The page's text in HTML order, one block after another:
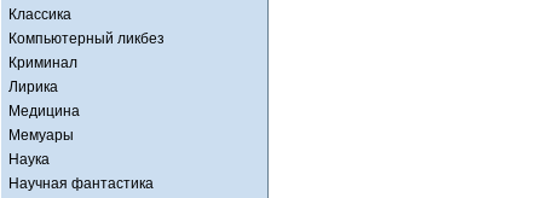
Классика
Компьютерный ликбез
Криминал
Лирика
Медицина
Мемуары
Наука
Научная фантастика